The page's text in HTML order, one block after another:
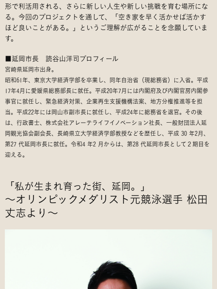
形で利活用される、さらに新しい人生や新しい挑戦を育む場所にな
る。今回のプロジェクトを通して、「空き家を早く活かせば活かす
ほど良いことがある。」というご理解が広がることを念願していま
す。
■延岡市長 読谷山洋司プロフィール
宮崎県延岡市出身。
昭和61年、東京大学経済学部を卒業し、同年自治省（現総務省）に入省。平成
17年4月に愛媛県総務部長に就任。平成20年7月には内閣府及び内閣官房内閣参
事官に就任し、緊急経済対策、企業再生支援機構法案、地方分権推進等を担
当。平成22年には岡山市副市長に就任し、平成24年に総務省を退官。その後
は、行政書士、株式会社アレーテライフイノベーション社長、一般財団法人延
岡観光協会副会長、長崎県立大学経済学部教授などを歴任し、平成 30 年2月、
第27 代延岡市長に就任。令和4 年2 月からは、第28 代延岡市長として２期目を
迎える。
「私が生まれ育った街、延岡。」
〜オリンピックメダリスト元競泳選手 松田
丈志より〜